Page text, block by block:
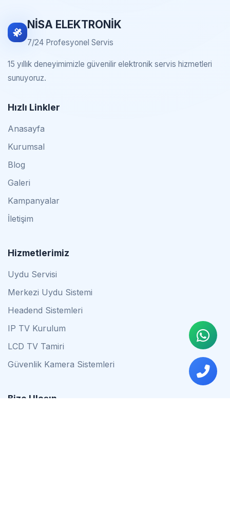
NİSA ELEKTRONİK
7/24 Profesyonel Servis
15 yıllık deneyimimizle güvenilir elektronik servis hizmetleri
sunuyoruz.
Hızlı Linkler
Anasayfa
Kurumsal
Blog
Galeri
Kampanyalar
İletişim
Hizmetlerimiz
Uydu Servisi
Merkezi Uydu Sistemi
Headend Sistemleri
IP TV Kurulum
LCD TV Tamiri
Güvenlik Kamera Sistemleri
Bize Ulaşın